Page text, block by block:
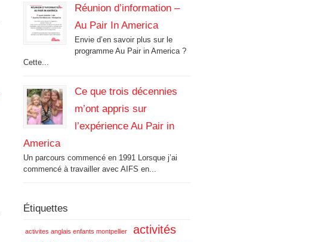
Réunion d’information –
Au Pair In America
Envie d’en savoir plus sur le
programme Au Pair in America ?
Cette...
Ce que trois décennies
m’ont appris sur
l’expérience Au Pair in
America
Un parcours commencé en 1991 Lorsque j’ai
commencé à travailler avec AIFS en...
Étiquettes
activites anglais enfants montpellier
activités